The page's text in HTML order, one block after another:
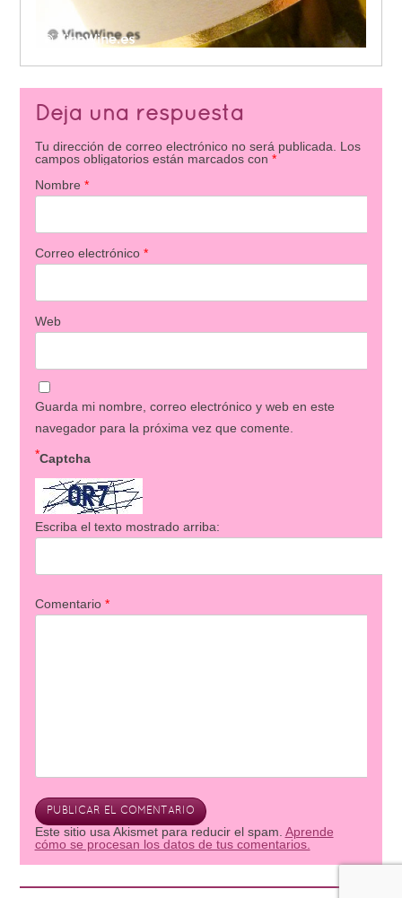
Deja una respuesta
Tu dirección de correo electrónico no será publicada. Los
campos obligatorios están marcados con *
Nombre *
Correo electrónico *
Web
Guarda mi nombre, correo electrónico y web en este
navegador para la próxima vez que comente.
Captcha
*
Escriba el texto mostrado arriba:
Comentario *
Este sitio usa Akismet para reducir el spam. Aprende
cómo se procesan los datos de tus comentarios.